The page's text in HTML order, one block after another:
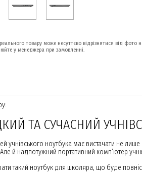
товару може несуттєво відрізнятися від фото
у менеджера при замовленні.
ТА СУЧАСНИЙ
учнівського ноутбука має вистачати не
й надпотужний портативний комп’ютер
такий ноутбук для школяра, що буде